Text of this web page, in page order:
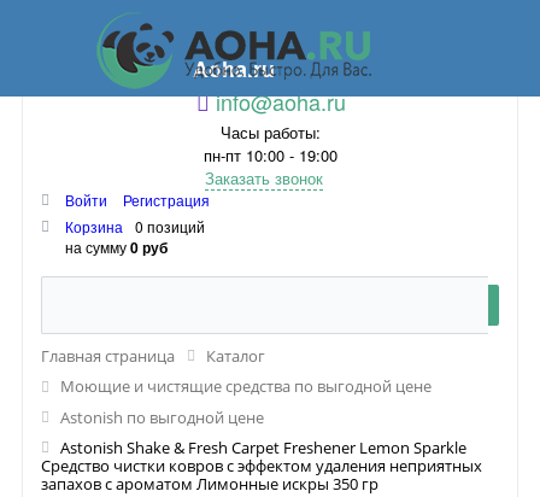
Aoha.ru
info@aoha.ru
Часы работы:
пн-пт 10:00 - 19:00
Заказать звонок
Войти
Регистрация
Корзина
0 позиций
на сумму0 руб
Главная страница
Каталог
Моющие и чистящие средства по выгодной цене
Astonish по выгодной цене
Astonish Shake & Fresh Carpet Freshener Lemon Sparkle
Средство чистки ковров с эффектом удаления неприятных
запахов с ароматом Лимонные искры 350 гр